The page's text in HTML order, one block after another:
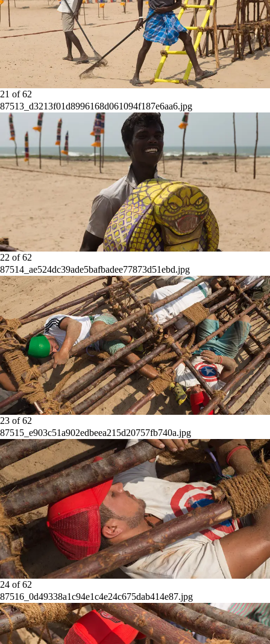
21 of62
87513_d3213f01d8996168d061094f187e6aa6.jpg
22 of62
87514_ae524dc39ade5bafbadee77873d51ebd.jpg
23 of62
87515_e903c51a902edbeea215d20757fb740a.jpg
24 of62
87516_0d49338a1c94e1c4e24c675dab414e87.jpg